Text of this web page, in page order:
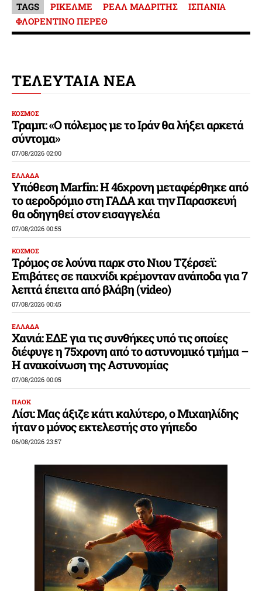
TAGS ΡΙΚΕΛΜΕ ΡΕΑΛ ΜΑΔΡΙΤΗΣ
ΙΣΠΑΝΙΑ
ΦΛΟΡΕΝΤΙΝΟ ΠΕΡΕΘ
ΤΕΛΕΥΤΑΙΑ ΝΕΑ
ΚΟΣΜΟΣ
Τραμπ: «Ο πόλεμος με το Ιράν θα λήξει αρκετά
σύντομα»
07/08/2026 02:00
ΕΛΛΑΔΑ
Υπόθεση Marfin: Η 46χρονη μεταφέρθηκε από
το αεροδρόμιο στη ΓΑΔΑ και την Παρασκευή
θα οδηγηθεί στον εισαγγελέα
07/08/2026 00:55
ΚΟΣΜΟΣ
Τρόμος σε λούνα παρκ στο Νιου Τζέρσεϊ:
Επιβάτες σε παιχνίδι κρέμονταν ανάποδα για 7
λεπτά έπειτα από βλάβη (video)
07/08/2026 00:45
ΕΛΛΑΔΑ
Χανιά: ΕΔΕ για τις συνθήκες υπό τις οποίες
διέφυγε η 75χρονη από το αστυνομικό τμήμα –
Η ανακοίνωση της Αστυνομίας
07/08/2026 00:05
ΠΑΟΚ
Λίσι: Μας άξιζε κάτι καλύτερο, ο Μιχαηλίδης
ήταν ο μόνος εκτελεστής στο γήπεδο
06/08/2026 23:57